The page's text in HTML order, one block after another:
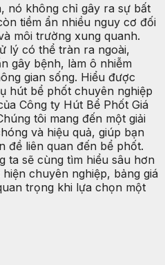
nó không chỉ gây ra sự bất
tiềm ẩn nhiều nguy cơ đối
môi trường xung quanh.
lý có thể tràn ra ngoài,
gây bệnh, làm ô nhiễm
gian sống. Hiểu được
hút bể phốt chuyên nghiệp
Công ty Hút Bể Phốt Giá
tôi mang đến một giải
và hiệu quả, giúp bạn
đề liên quan đến bể phốt.
ta sẽ cùng tìm hiểu sâu hơn
chuyên nghiệp, bảng giá
trọng khi lựa chọn một